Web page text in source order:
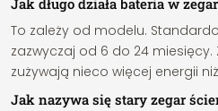
Jak długo działa bateria w
To zależy od modelu.
zazwyczaj od 6 do 24
zużywają nieco więcej energii
Jak nazywa się stary zegar